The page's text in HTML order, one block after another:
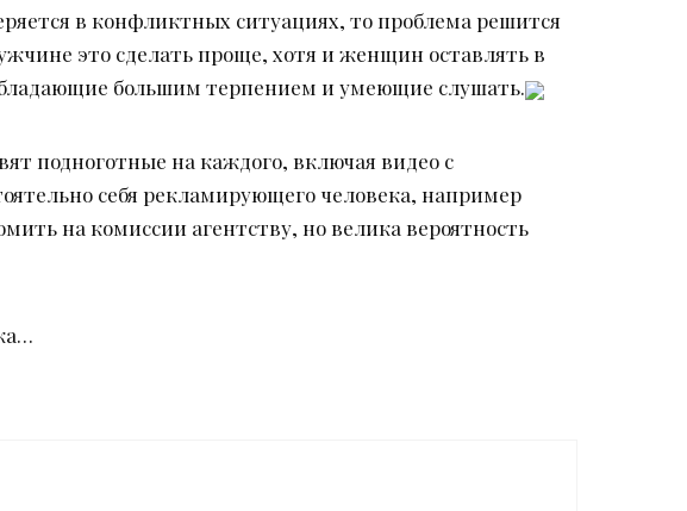
в конфликтных ситуациях, то проблема решится
это сделать проще, хотя и женщин оставлять в
большим терпением и умеющие слушать.
подноготные на каждого, включая видео с
себя рекламирующего человека, например
на комиссии агентству, но велика вероятность